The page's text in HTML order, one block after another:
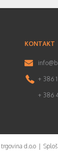
KONTAKT
+ 386
+ 386
trgovina d.o.o |